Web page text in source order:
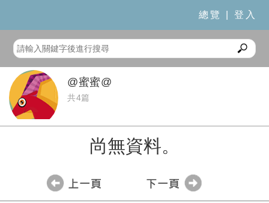
總覽 登入
@蜜蜜@
共4篇
尚無資料。